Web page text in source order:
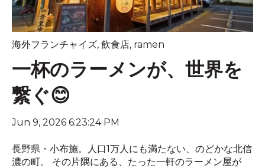
海外フランチャイズ, 飲食店, ramen
一杯のラーメンが、世界を
繋ぐ😊
Jun 9, 2026 6:23:24 PM
長野県・小布施。人口1万人にも満たない、のどかな北信
濃の町。 その片隅にある、たった一軒のラーメン屋が